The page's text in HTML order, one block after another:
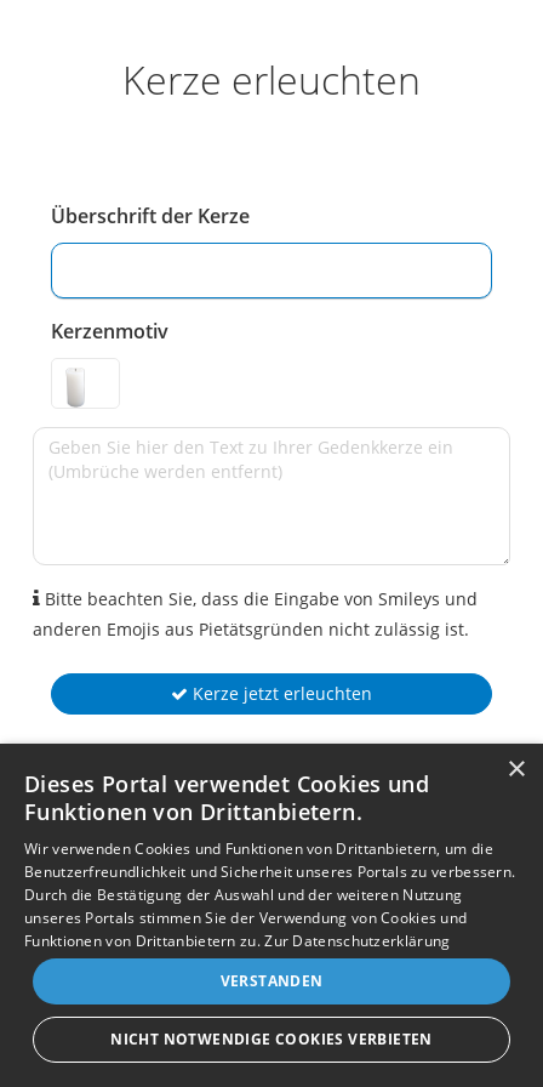
Kerze erleuchten
Überschrift der Kerze
Kerzenmotiv
Bitte beachten Sie, dass die Eingabe von Smileys und
anderen Emojis aus Pietätsgründen nicht zulässig ist.
Kerze jetzt erleuchten
×
Dieses Portal verwendet Cookies und
Funktionen von Drittanbietern.
Wir verwenden Cookies und Funktionen von Drittanbietern, um die
Benutzerfreundlichkeit und Sicherheit unseres Portals zu verbessern.
Durch die Bestätigung der Auswahl und der weiteren Nutzung
unseres Portals stimmen Sie der Verwendung von Cookies und
Funktionen von Drittanbietern zu.Zur Datenschutzerklärung
VERSTANDEN
NICHT NOTWENDIGE COOKIES VERBIETEN